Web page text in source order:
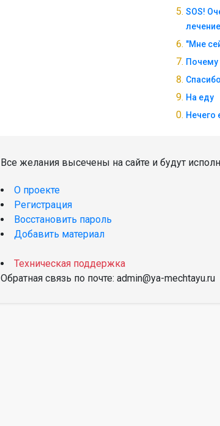
SOS!
"Мне
Почему
На еду
Нечего
Все желания высечены на сайте и будут
О проекте
Регистрация
Восстановить пароль
Добавить материал
Техническая поддержка
Обратная связь по почте: admin@ya-mechtayu.ru